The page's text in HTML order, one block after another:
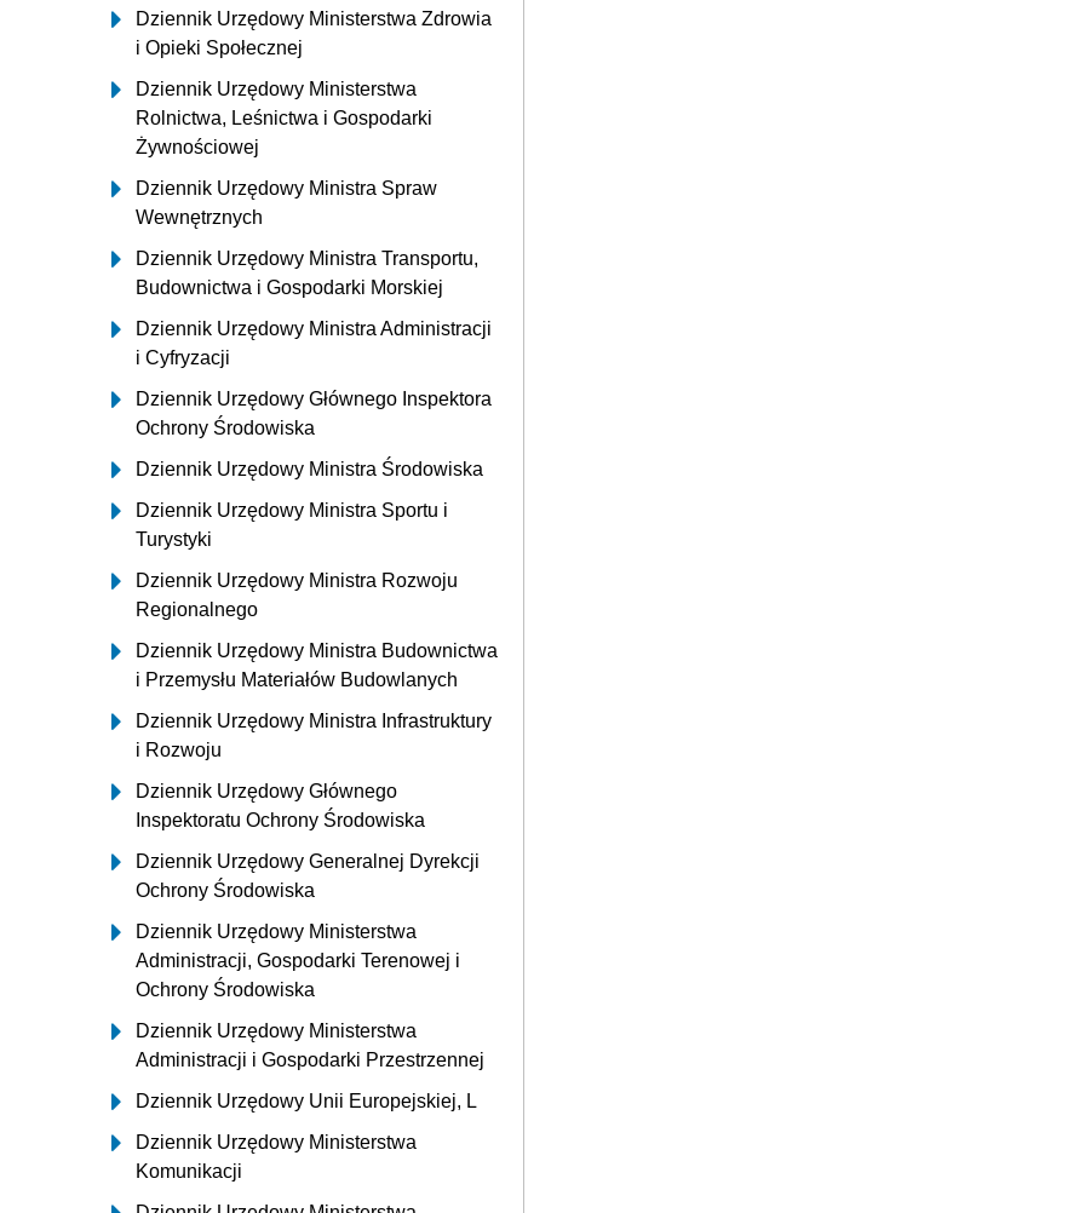
Dziennik Urzędowy Ministerstwa Zdrowia
i Opieki Społecznej
Dziennik Urzędowy Ministerstwa
Rolnictwa, Leśnictwa i Gospodarki
Żywnościowej
Dziennik Urzędowy Ministra Spraw
Wewnętrznych
Dziennik Urzędowy Ministra Transportu,
Budownictwa i Gospodarki Morskiej
Dziennik Urzędowy Ministra Administracji
i Cyfryzacji
Dziennik Urzędowy Głównego Inspektora
Ochrony Środowiska
Dziennik Urzędowy Ministra Środowiska
Dziennik Urzędowy Ministra Sportu i
Turystyki
Dziennik Urzędowy Ministra Rozwoju
Regionalnego
Dziennik Urzędowy Ministra Budownictwa
i Przemysłu Materiałów Budowlanych
Dziennik Urzędowy Ministra Infrastruktury
i Rozwoju
Dziennik Urzędowy Głównego
Inspektoratu Ochrony Środowiska
Dziennik Urzędowy Generalnej Dyrekcji
Ochrony Środowiska
Dziennik Urzędowy Ministerstwa
Administracji, Gospodarki Terenowej i
Ochrony Środowiska
Dziennik Urzędowy Ministerstwa
Administracji i Gospodarki Przestrzennej
Dziennik Urzędowy Unii Europejskiej, L
Dziennik Urzędowy Ministerstwa
Komunikacji